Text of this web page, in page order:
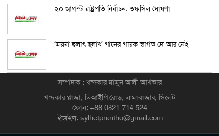
২০ আগস্ট রাষ্ট্রপতি নির্বাচন, তফসিল ঘোষণা
‘ময়না ছলাৎ ছলাৎ’ গানের গায়ক স্বাগত দে আর নেই
সম্পাদক : খন্দকার মামুন আলী আখতার
খন্দকার প্লাজা, ভিআইপি রোড, লামাবাজার, সিলেট
ফোন: +88 0821 714 524
ইমেইল: sylhetprantho@gmail.com